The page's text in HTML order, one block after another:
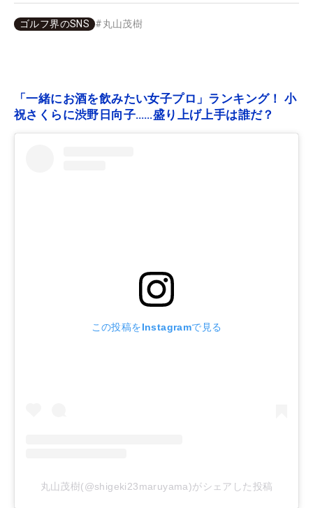
ゴルフ界のSNS #丸山茂樹
「一緒にお酒を飲みたい女子プロ」ランキング！ 小
祝さくらに渋野日向子……盛り上げ上手は誰だ？
この投稿をInstagramで見る
丸山茂樹(@shigeki23maruyama)がシェアした投稿